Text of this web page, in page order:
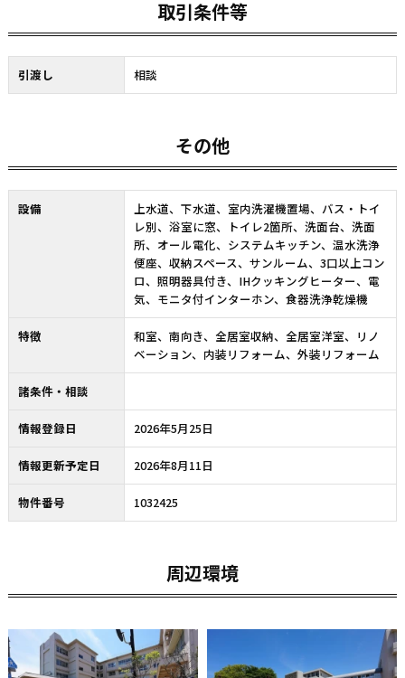
取引条件等
引渡し 相談
その他
設備
上水道、下水道、室内洗濯機置場、バス・トイ
レ別、浴室に窓、トイレ2箇所、洗面台、洗面
所、オール電化、システムキッチン、温水洗浄
便座、収納スペース、サンルーム、3口以上コン
ロ、照明器具付き、IHクッキングヒーター、電
気、モニタ付インターホン、食器洗浄乾燥機
特徴
和室、南向き、全居室収納、全居室洋室、リノ
ベーション、内装リフォーム、外装リフォーム
諸条件・相談
情報登録日 2026年5月25日
情報更新予定日 2026年8月11日
物件番号 1032425
周辺環境